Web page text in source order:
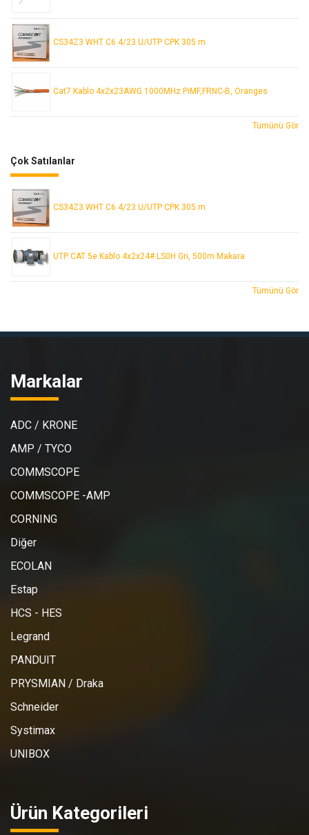
CS34Z3 WHT C6 4/23 U/UTP CPK 305 m
Cat7 Kablo 4x2x23AWG 1000MHz PiMF,FRNC-B, Oranges
Tümünü Gör
Çok Satılanlar
CS34Z3 WHT C6 4/23 U/UTP CPK 305 m
UTP CAT 5e Kablo 4x2x24# LS0H Gri, 500m Makara
Tümünü Gör
Markalar
ADC / KRONE
AMP / TYCO
COMMSCOPE
COMMSCOPE -AMP
CORNING
Diğer
ECOLAN
Estap
HCS - HES
Legrand
PANDUIT
PRYSMIAN / Draka
Schneider
Systimax
UNIBOX
Ürün Kategorileri